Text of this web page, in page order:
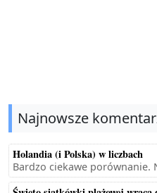
Najnowsze
Holandia (i Polska) w liczbach
Bardzo ciekawe porównanie.